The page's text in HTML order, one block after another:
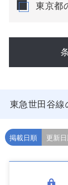
東京都
東急世田谷線
掲載日順 更新